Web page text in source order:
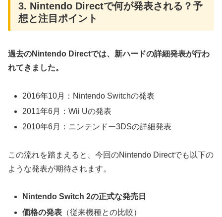
3. Nintendo Directで何が発表される？予
想と注目ポイント
過去のNintendo Directでは、新ハードの詳細発表が行わ
れてきました。
2016年10月：Nintendo Switchの発表
2011年6月：Wii Uの発表
2010年6月：ニンテンドー3DSの詳細発表
この流れを踏まえると、今回のNintendo Directでも以下の
ような発表が期待されます。
Nintendo Switch 2の正式な発売日
価格の発表 （従来機種との比較）